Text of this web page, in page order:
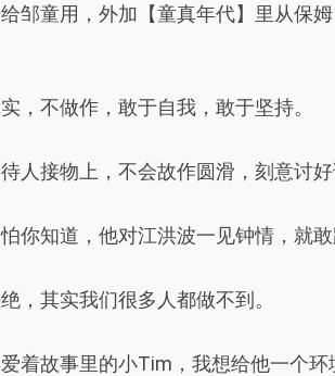
邹童用，外加【童真年代】里从保
，不做作，敢于自我，敢于坚持。
人接物上，不会故作圆滑，刻意讨好
你知道，他对江洪波一见钟情，就
，其实我们很多人都做不到。
着故事里的小Tim，我想给他一个环